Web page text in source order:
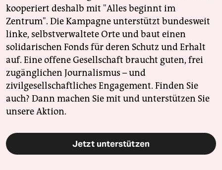
kooperiert deshalb mit "Alles beginnt im
Zentrum". Die Kampagne unterstützt bundesweit
linke, selbstverwaltete Orte und baut einen
solidarischen Fonds für deren Schutz und Erhalt
auf. Eine offene Gesellschaft braucht guten, frei
zugänglichen Journalismus – und
zivilgesellschaftliches Engagement. Finden Sie
auch? Dann machen Sie mit und unterstützen Sie
unsere Aktion.
Jetzt unterstützen